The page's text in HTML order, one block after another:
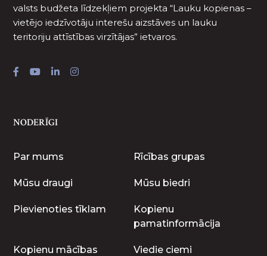
valsts budžeta līdzekļiem projekta “Lauku kopienas –
vietējo iedzīvotāju interešu aizstāves un lauku
teritoriju attīstības virzītājas” ietvaros.
NODERĪGI
Par mums Rīcības grupas
Mūsu draugi Mūsu biedri
Pievienoties tīklam
Kopienu
pamatinformācija
Kopienu mācības Viedie ciemi